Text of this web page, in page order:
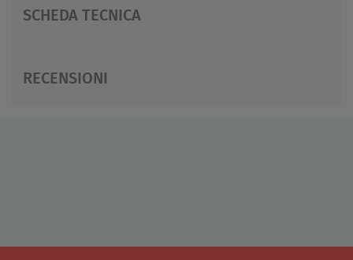
SCHEDA TECNICA
RECENSIONI